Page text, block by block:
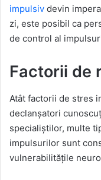
impulsiv devin
zi, este posibil ca
de control al
Factorii de
Atât factorii de stres
declanșatori
specialiștilor, multe
impulsurilor sunt
vulnerabilitățile